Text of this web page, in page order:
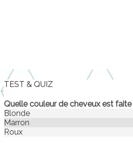
TEST & QUIZ
Quelle couleur de cheveux est
Blonde
Marron
Roux